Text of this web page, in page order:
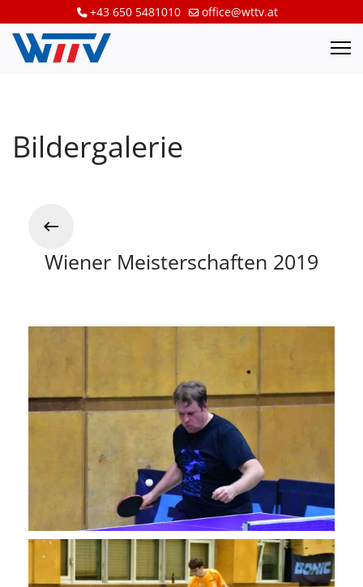
+43 650 5481010 office@wttv.at
Bildergalerie
Wiener Meisterschaften 2019